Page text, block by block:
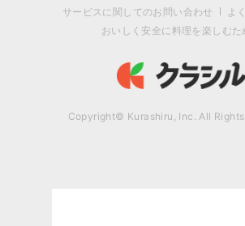
サービスに関してのお問い合わせ
よ
おいしく安全に料理を楽しむた
Copyright© Kurashiru, Inc. All Rights